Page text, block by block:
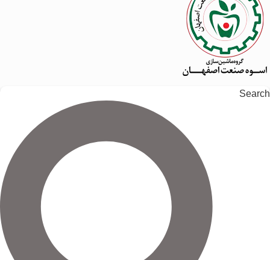
Search